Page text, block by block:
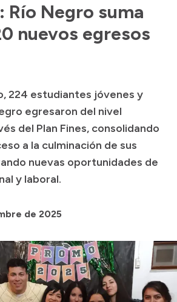
a proveedores
Río Negro suma
nuevos egresos
224 estudiantes jóvenes y
egresaron del nivel
del Plan Fines, consolidando
a la culminación de sus
nuevas oportunidades de
y laboral.
de 2025